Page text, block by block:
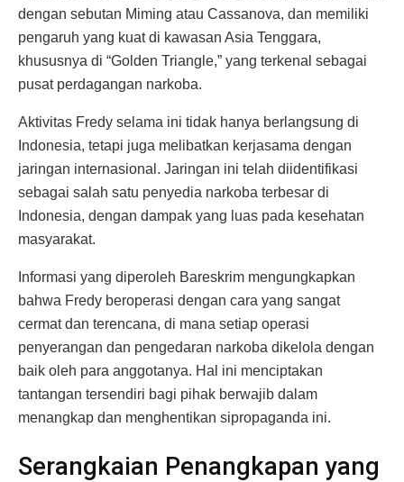
dengan sebutan Miming atau Cassanova, dan memiliki
pengaruh yang kuat di kawasan Asia Tenggara,
khususnya di “Golden Triangle,” yang terkenal sebagai
pusat perdagangan narkoba.
Aktivitas Fredy selama ini tidak hanya berlangsung di
Indonesia, tetapi juga melibatkan kerjasama dengan
jaringan internasional. Jaringan ini telah diidentifikasi
sebagai salah satu penyedia narkoba terbesar di
Indonesia, dengan dampak yang luas pada kesehatan
masyarakat.
Informasi yang diperoleh Bareskrim mengungkapkan
bahwa Fredy beroperasi dengan cara yang sangat
cermat dan terencana, di mana setiap operasi
penyerangan dan pengedaran narkoba dikelola dengan
baik oleh para anggotanya. Hal ini menciptakan
tantangan tersendiri bagi pihak berwajib dalam
menangkap dan menghentikan sipropaganda ini.
Serangkaian Penangkapan yang